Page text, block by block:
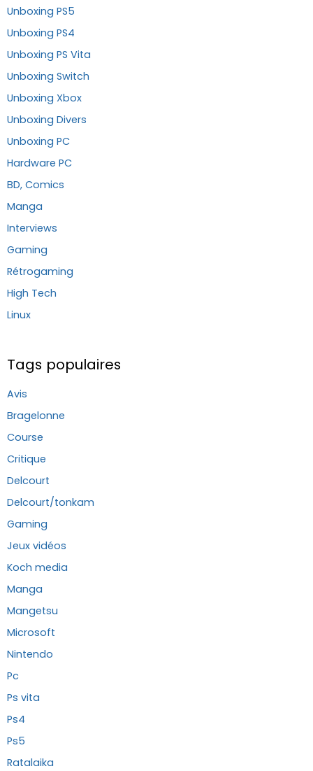
Unboxing PS5
Unboxing PS4
Unboxing PS Vita
Unboxing Switch
Unboxing Xbox
Unboxing Divers
Unboxing PC
Hardware PC
BD, Comics
Manga
Interviews
Gaming
Rétrogaming
High Tech
Linux
Tags populaires
Avis
Bragelonne
Course
Critique
Delcourt
Delcourt/tonkam
Gaming
Jeux vidéos
Koch media
Manga
Mangetsu
Microsoft
Nintendo
Pc
Ps vita
Ps4
Ps5
Ratalaika